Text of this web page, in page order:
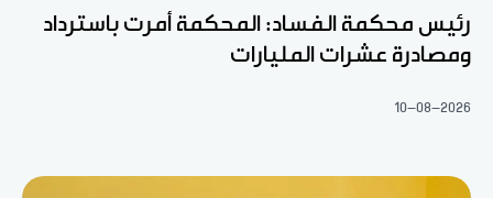
رئيس محكمة الفساد: المحكمة أمرت باسترداد
ومصادرة عشرات المليارات
10-08-2026